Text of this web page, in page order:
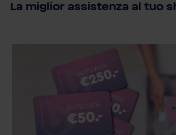
La miglior assistenza al tuo